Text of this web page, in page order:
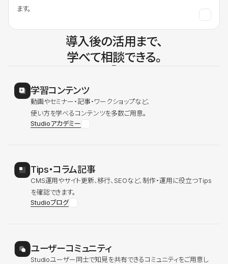
ます。
導入後の活用まで、
学べて相談できる。
学習コンテンツ
動画やセミナー・記事・ワークショップなど、
使い方を学べるコンテンツを多数ご用意。
Studioアカデミー
Tips・コラム記事
CMS運用やサイト更新、移行、SEOなど、制作・運用に役立つTips
を確認できます。
Studioブログ
ユーザーコミュニティ
Studioユーザー同士で知見を共有できるコミュニティをご用意し